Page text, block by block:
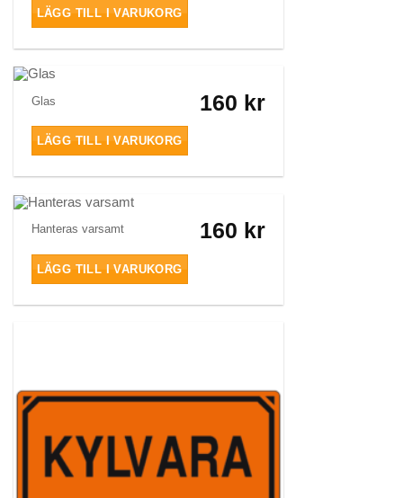
LÄGG TILL I VARUKORG
Glas 160 kr
LÄGG TILL I VARUKORG
Hanteras varsamt 160 kr
LÄGG TILL I VARUKORG